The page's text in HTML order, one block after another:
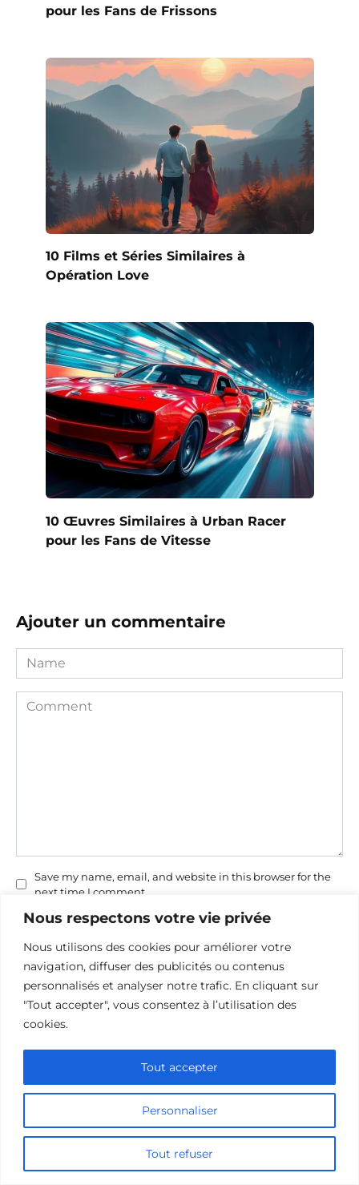
Nous respectons votre vie privée
Nous utilisons des cookies pour améliorer votre
navigation, diffuser des publicités ou contenus
personnalisés et analyser notre trafic. En cliquant sur
"Tout accepter", vous consentez à l’utilisation des
cookies.
Personnaliser
Tout refuser
Tout accepter
pour les Fans de Frissons
10 Films et Séries Similaires à
Opération Love
10 Œuvres Similaires à Urban Racer
pour les Fans de Vitesse
Ajouter un commentaire
Name
Comment
Save my name, email, and website in this browser for the
next time I comment.
Politique d’utilisation des cookies
Divulgation des affiliations
© 2026 cinehorizon.com